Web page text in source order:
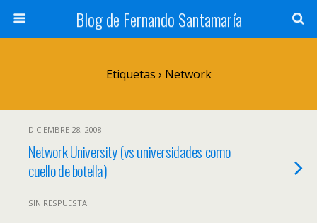
Blog de Fernando Santamaría
Etiquetas › Network
DICIEMBRE 28, 2008
Network University (vs universidades como
cuello de botella)
SIN RESPUESTA